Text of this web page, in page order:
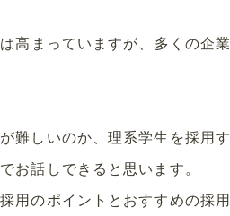
高まっていますが、多くの企業
難しいのか、理系学生を採用す
お話しできると思います。
用のポイントとおすすめの採用